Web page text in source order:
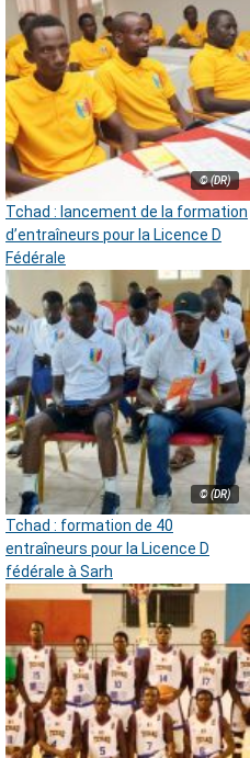
© (DR)
Tchad : lancement de la formation
d’entraîneurs pour la Licence D
Fédérale
© (DR)
Tchad : formation de 40
entraîneurs pour la Licence D
fédérale à Sarh